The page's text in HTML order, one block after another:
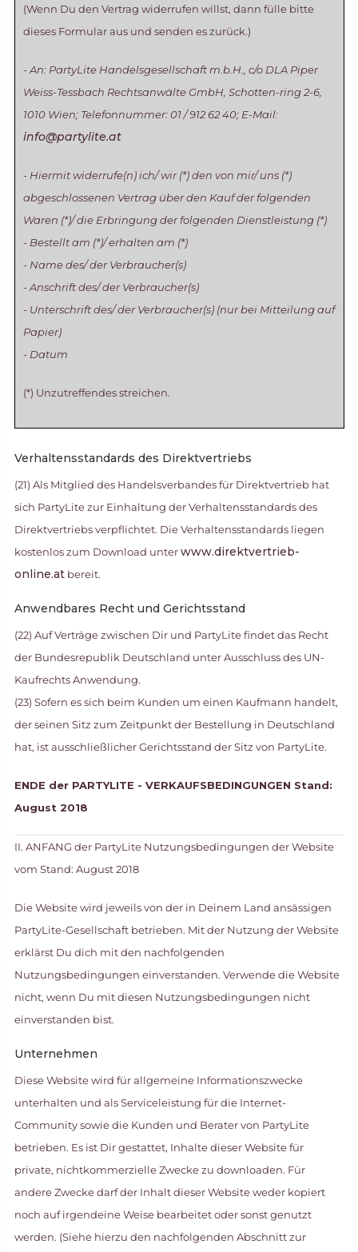
(Wenn Du den Vertrag widerrufen willst, dann fülle bitte
dieses Formular aus und senden es zurück.)
- An: PartyLite Handelsgesellschaft m.b.H., c/o DLA Piper
Weiss-Tessbach Rechtsanwälte GmbH, Schotten-ring 2-6,
1010 Wien; Telefonnummer: 01 / 912 62 40; E-Mail:
info@partylite.at
- Hiermit widerrufe(n) ich/ wir (*) den von mir/ uns (*)
abgeschlossenen Vertrag über den Kauf der folgenden
Waren (*)/ die Erbringung der folgenden Dienstleistung (*)
- Bestellt am (*)/ erhalten am (*)
- Name des/ der Verbraucher(s)
- Anschrift des/ der Verbraucher(s)
- Unterschrift des/ der Verbraucher(s) (nur bei Mitteilung auf
Papier)
- Datum
(*) Unzutreffendes streichen.
Verhaltensstandards des Direktvertriebs
(21) Als Mitglied des Handelsverbandes für Direktvertrieb hat
sich PartyLite zur Einhaltung der Verhaltensstandards des
Direktvertriebs verpflichtet. Die Verhaltensstandards liegen
kostenlos zum Download unterwww.direktvertrieb-
online.atbereit.
Anwendbares Recht und Gerichtsstand
(22) Auf Verträge zwischen Dir und PartyLite findet das Recht
der Bundesrepublik Deutschland unter Ausschluss des UN-
Kaufrechts Anwendung.
(23) Sofern es sich beim Kunden um einen Kaufmann handelt,
der seinen Sitz zum Zeitpunkt der Bestellung in Deutschland
hat, ist ausschließlicher Gerichtsstand der Sitz von PartyLite.
ENDE der PARTYLITE - VERKAUFSBEDINGUNGEN Stand:
August 2018
II. ANFANG der PartyLite Nutzungsbedingungen der Website
vom Stand: August 2018
Die Website wird jeweils von der in Deinem Land ansässigen
PartyLite-Gesellschaft betrieben. Mit der Nutzung der Website
erklärst Du dich mit den nachfolgenden
Nutzungsbedingungen einverstanden. Verwende die Website
nicht, wenn Du mit diesen Nutzungsbedingungen nicht
einverstanden bist.
Unternehmen
Diese Website wird für allgemeine Informationszwecke
unterhalten und als Serviceleistung für die Internet-
Community sowie die Kunden und Berater von PartyLite
betrieben. Es ist Dir gestattet, Inhalte dieser Website für
private, nichtkommerzielle Zwecke zu downloaden. Für
andere Zwecke darf der Inhalt dieser Website weder kopiert
noch auf irgendeine Weise bearbeitet oder sonst genutzt
werden. (Siehe hierzu den nachfolgenden Abschnitt zur